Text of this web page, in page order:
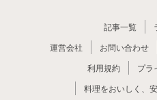
記事一覧
運営会社
お問い合わせ
利用規約
プラ
料理をおいしく、